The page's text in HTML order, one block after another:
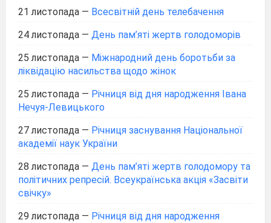
21 листопада — Всесвітній день телебачення
24 листопада — День пам’яті жертв голодоморів
25 листопада — Міжнародний день боротьби за
ліквідацію насильства щодо жінок
25 листопада — Річниця від дня народження Івана
Нечуя-Левицького
27 листопада — Річниця заснування Національної
академії наук України
28 листопада — День пам’яті жертв голодомору та
політичних репресій. Всеукраїнська акція «Засвіти
свічку»
29 листопада — Річниця від дня народження